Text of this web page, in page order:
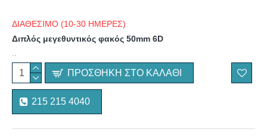
ΔΙΑΘΕΣΙΜΟ (10-30 ΗΜΕΡΕΣ)
Διπλός μεγεθυντικός φακός 50mm 6D
ΠΡΟΣΘΉΚΗ ΣΤΟ ΚΑΛΆΘΙ
215 215 4040